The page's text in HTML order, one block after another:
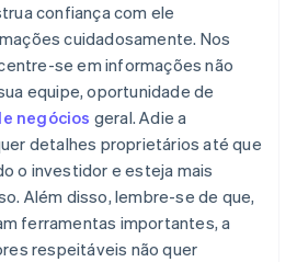
confiança com ele
cuidadosamente. Nos
se em informações não
equipe, oportunidade de
negócios geral. Adie a
detalhes proprietários até que
o investidor e esteja mais
Além disso, lembre-se de que,
ferramentas importantes, a
respeitáveis não quer